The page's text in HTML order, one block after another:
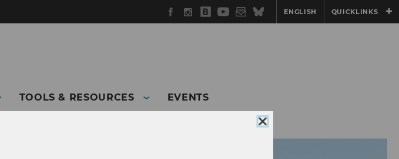
Facebook
Instagram
WU
Blog
YouTube
Newsletter
BlueskyENGLISH QUICKLINKS
TOOLS & RESOURCES EVENTS
Cookie
Consent